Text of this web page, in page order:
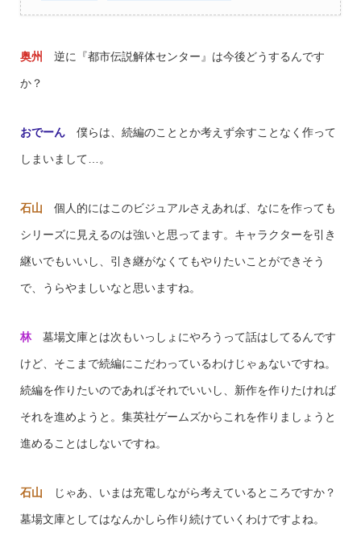
奥州 逆に『都市伝説解体センター』は今後どうするんです
か？
おでーん僕らは、続編のこととか考えず余すことなく作って
しまいまして…。
石山 個人的にはこのビジュアルさえあれば、なにを作っても
シリーズに見えるのは強いと思ってます。キャラクターを引き
継いでもいいし、引き継がなくてもやりたいことができそう
で、うらやましいなと思いますね。
林墓場文庫とは次もいっしょにやろうって話はしてるんです
けど、そこまで続編にこだわっているわけじゃぁないですね。
続編を作りたいのであればそれでいいし、新作を作りたければ
それを進めようと。集英社ゲームズからこれを作りましょうと
進めることはしないですね。
石山 じゃあ、いまは充電しながら考えているところですか？
墓場文庫としてはなんかしら作り続けていくわけですよね。